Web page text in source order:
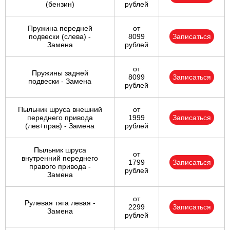
(бензин)
рублей
Пружина передней
подвески (слева) -
Замена
от
8099
рублей
Записаться
Пружины задней
подвески - Замена
от
8099
рублей
Записаться
Пыльник шруса внешний
переднего привода
(лев+прав) - Замена
от
1999
рублей
Записаться
Пыльник шруса
внутренний переднего
правого привода -
Замена
от
1799
рублей
Записаться
Рулевая тяга левая -
Замена
от
2299
рублей
Записаться